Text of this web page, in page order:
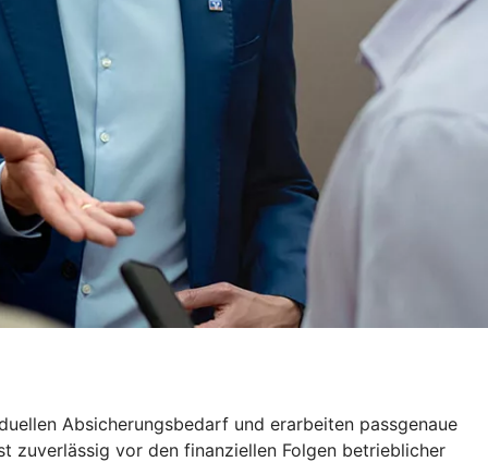
Absicherungsbedarf und erarbeiten passgenaue
zuverlässig vor den finanziellen Folgen betrieblicher